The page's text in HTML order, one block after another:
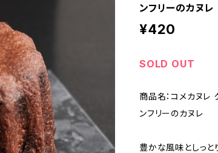
ンフリーのカヌレ
¥420
SOLD OUT
商品名：コメカヌレ
ンフリーのカヌレ
豊かな風味としっと